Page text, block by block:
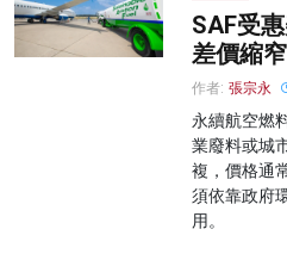
SAF受
差價縮窄
作者: 張宗永
永續航空燃
業廢料或城
複，價格通
須依靠政府
用。